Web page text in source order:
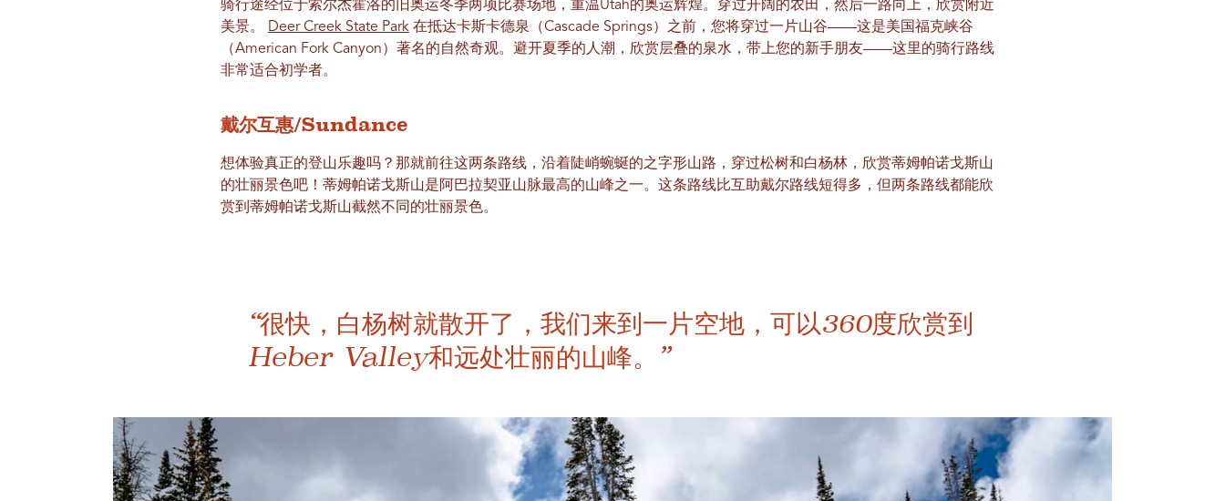
骑行途经位于索尔杰霍洛的旧奥运冬季两项比赛场地，重温Utah的奥运辉煌。穿过开阔的农田，然后一路向上，欣赏附近
美景。
Deer Creek State Park在抵达卡斯卡德泉（Cascade Springs）之前，您将穿过一片山谷——这是美国福克峡谷
（American Fork Canyon）著名的自然奇观。避开夏季的人潮，欣赏层叠的泉水，带上您的新手朋友——这里的骑行路线
非常适合初学者。
戴尔互惠/Sundance
想体验真正的登山乐趣吗？那就前往这两条路线，沿着陡峭蜿蜒的之字形山路，穿过松树和白杨林，欣赏蒂姆帕诺戈斯山
的壮丽景色吧！蒂姆帕诺戈斯山是阿巴拉契亚山脉最高的山峰之一。这条路线比互助戴尔路线短得多，但两条路线都能欣
赏到蒂姆帕诺戈斯山截然不同的壮丽景色。
“很快，白杨树就散开了，我们来到一片空地，可以360度欣赏到
Heber Valley和远处壮丽的山峰。”